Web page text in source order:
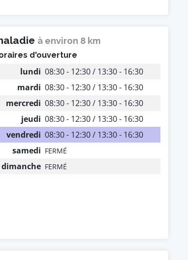
à environ 8 km
d'ouverture
lundi 08:30 - 12:30 / 13:30 - 16:30
mardi 08:30 - 12:30 / 13:30 - 16:30
mercredi 08:30 - 12:30 / 13:30 - 16:30
jeudi 08:30 - 12:30 / 13:30 - 16:30
vendredi 08:30 - 12:30 / 13:30 - 16:30
samedi FERMÉ
dimanche FERMÉ